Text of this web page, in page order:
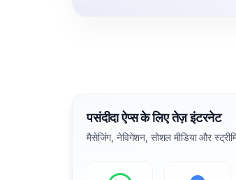
पसंदीदा ऐप्स के लिए तेज़ इंटरनेट
मैसेजिंग, नेविगेशन, सोशल मीडिया और